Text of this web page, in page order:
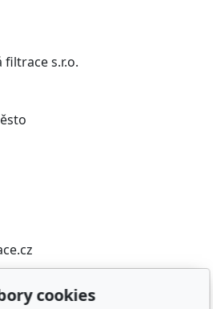
filtrace s.r.o.
cookies